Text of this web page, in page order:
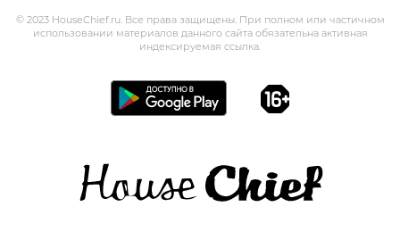
© 2023 HouseChief.ru. Все права защищены. При полном или частичном
использовании материалов данного сайта обязательна активная
индексируемая ссылка.